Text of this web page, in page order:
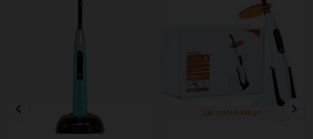
Ücretsiz Kargo